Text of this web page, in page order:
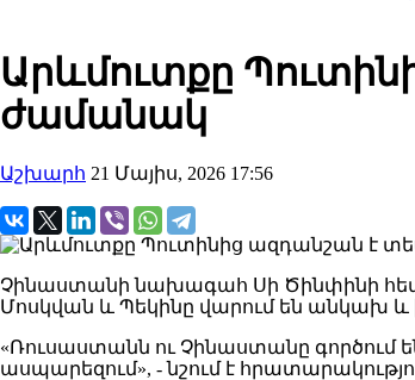
Արևմուտքը
ժամանակ
Աշխարհ 21 Մայիս, 2026 17:56
Չինաստանի նախագահ Սի Ծինփինի
Մոսկվան և Պեկինը վարում են անկախ և
«Ռուսաստանն ու Չինաստանը գործում
ասպարեզում», - նշում է